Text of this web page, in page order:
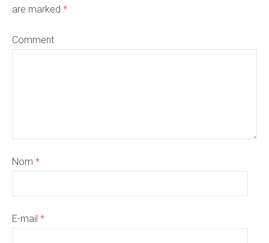
are marked *
Comment
Nom *
E-mail *